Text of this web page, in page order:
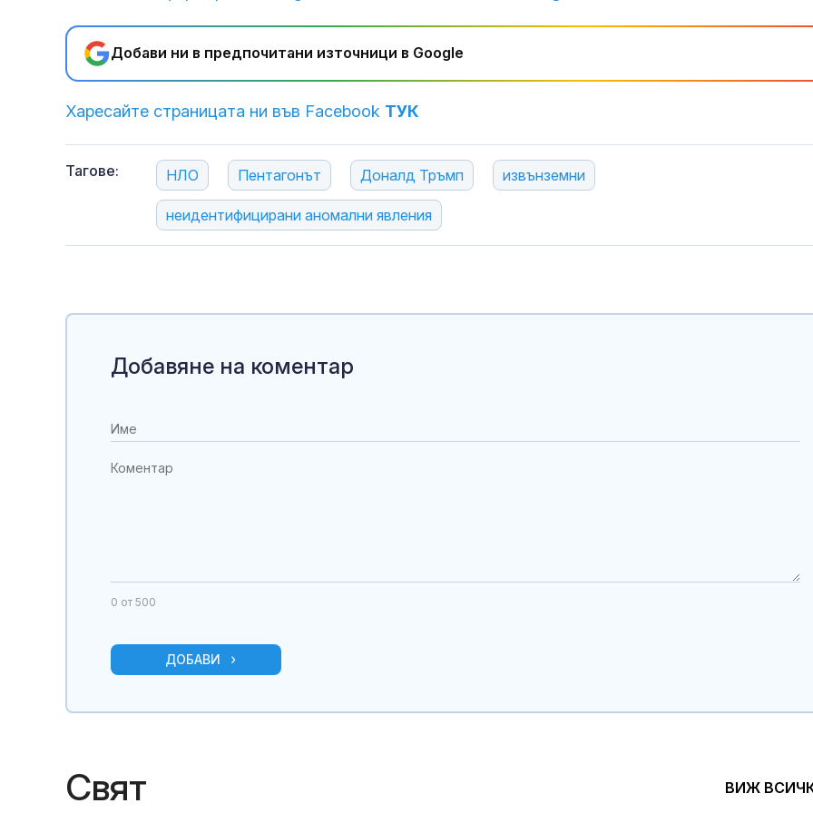
Добави ни в предпочитани източници в Google
Харесайте страницата ни във Facebook ТУК
Тагове: НЛО Пентагонът Доналд Тръмп извънземни
неидентифицирани аномални явления
Добавяне на коментар
0 от 500
ДОБАВИ
Свят ВИЖ